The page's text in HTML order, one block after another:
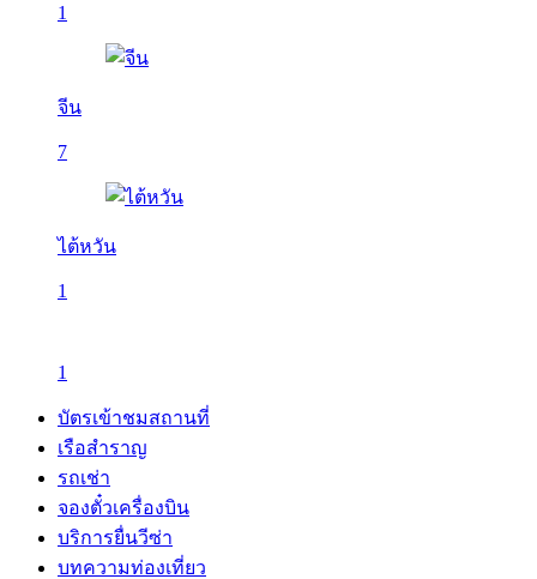
1
จีน
7
ไต้หวัน
1
1
บัตรเข้าชมสถานที่
เรือสำราญ
รถเช่า
จองตั๋วเครื่องบิน
บริการยื่นวีซ่า
บทความท่องเที่ยว